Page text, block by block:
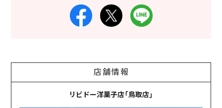
店舗情報
リビドー洋菓子店「鳥取店」